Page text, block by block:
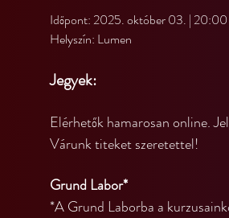
Időpont: 2025. október 03. | 20:00
Helyszín: Lumen
Jegyek:
Elérhetők hamarosan online.
Várunk titeket szeretettel!
Grund Labor*
*A Grund Laborba a